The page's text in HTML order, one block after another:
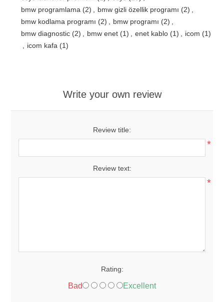
bmw programlama (2) bmw gizli özellik programı (2)
bmw kodlama programı (2) bmw programı (2)
bmw diagnostic (2) bmw enet (1) enet kablo (1) icom (1)
icom kafa (1)
Write your own review
Review title:
*
Review text:
*
Rating:
Bad Excellent